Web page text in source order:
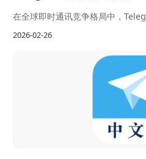
在全球即时通讯竞争格局中，
2026-02-26